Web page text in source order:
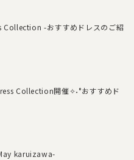
Collection -おすすめドレスのご紹
Collection開催✧˖°おすすめド
karuizawa-